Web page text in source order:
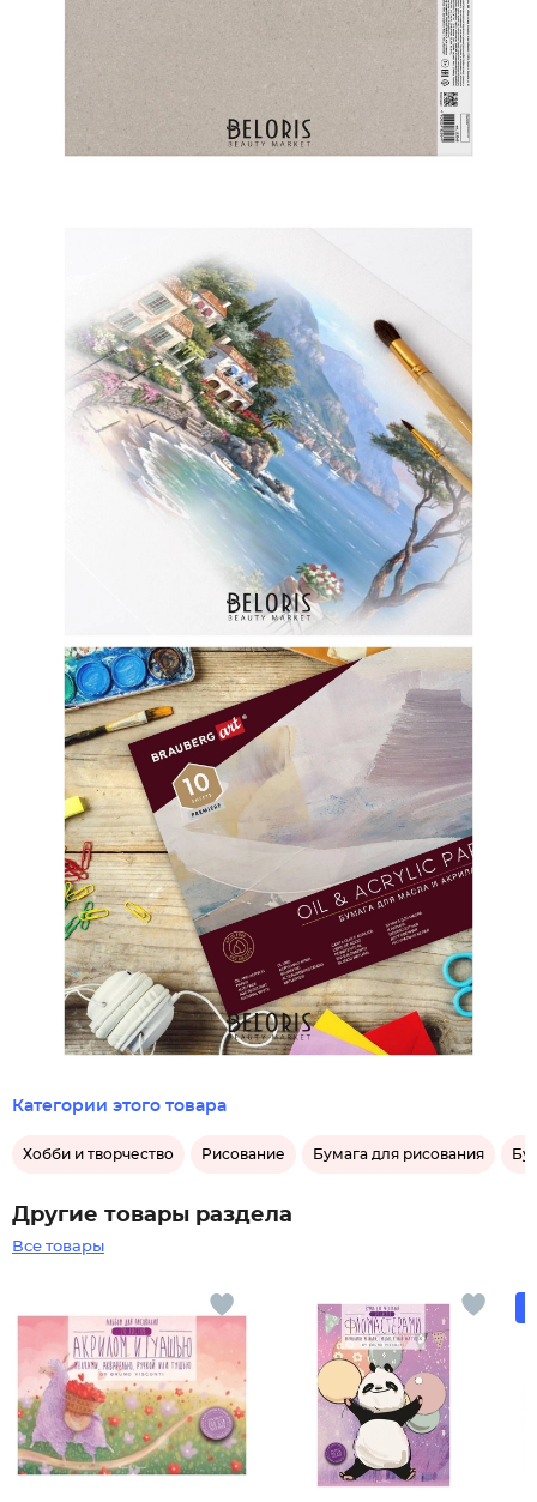
Категории этого товара
Хобби и творчество Рисование Бумага для рисования
Другие товары раздела
Все товары